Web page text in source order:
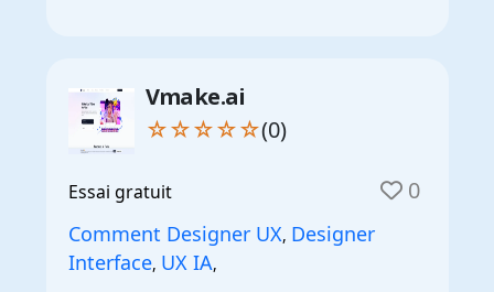
Vmake.ai
☆☆☆☆☆(0)
Essai gratuit 0
Comment Designer UX, Designer
Interface, UX IA,